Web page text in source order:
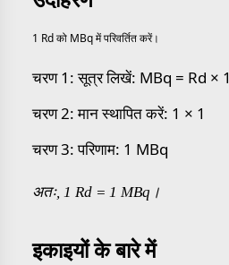
1 Rd को MBq में परिवर्तित करें।
चरण 1: सूत्र लिखें: MBq = Rd × 1
चरण 2: मान स्थापित करें: 1 × 1
चरण 3: परिणाम: 1 MBq
अतः, 1 Rd = 1 MBq।
इकाइयों के बारे में